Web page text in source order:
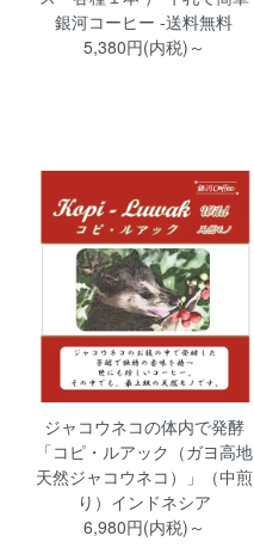
銀河コーヒー -送料無料
5,380円(内税)～
ジャコウネコの体内で発酵
「コピ・ルアック（ガヨ高地
天然ジャコウネコ）」（中煎
り）インドネシア
6,980円(内税)～